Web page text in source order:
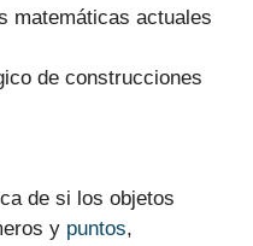
matemáticas actuales
de construcciones
de si los objetos
y puntos,